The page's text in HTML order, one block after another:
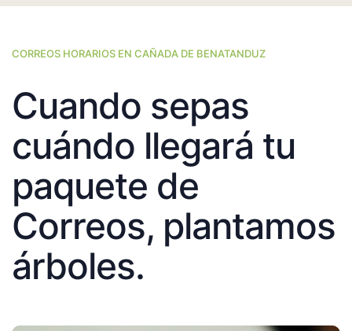
CORREOS HORARIOS EN CAÑADA DE BENATANDUZ
Cuando sepas
cuándo llegará tu
paquete de
Correos, plantamos
árboles.